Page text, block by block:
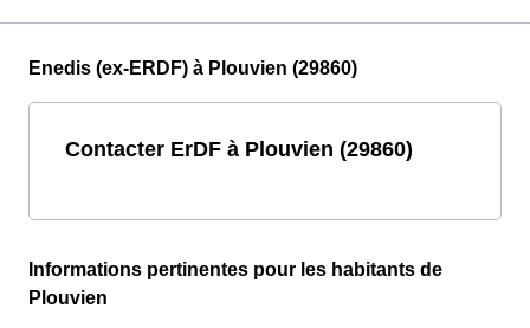
Enedis (ex-ERDF) à Plouvien (29860)
Contacter ErDF à Plouvien (29860)
Informations pertinentes pour les habitants de
Plouvien